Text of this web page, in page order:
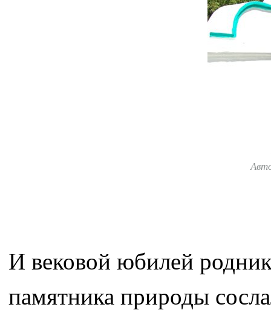
И вековой юбилей
памятника природы